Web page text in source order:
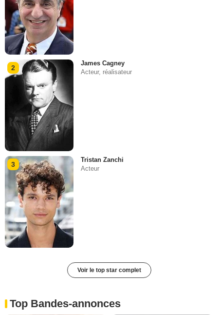
2
James Cagney
Acteur, réalisateur
3
Tristan Zanchi
Acteur
Voir le top star complet
Top Bandes-annonces